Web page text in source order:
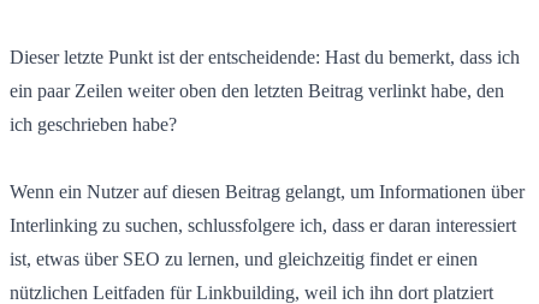
Dieser letzte Punkt ist der entscheidende: Hast du bemerkt, dass ich
ein paar Zeilen weiter oben den letzten Beitrag verlinkt habe, den
ich geschrieben habe?
Wenn ein Nutzer auf diesen Beitrag gelangt, um Informationen über
Interlinking zu suchen, schlussfolgere ich, dass er daran interessiert
ist, etwas über SEO zu lernen, und gleichzeitig findet er einen
nützlichen Leitfaden für Linkbuilding, weil ich ihn dort platziert